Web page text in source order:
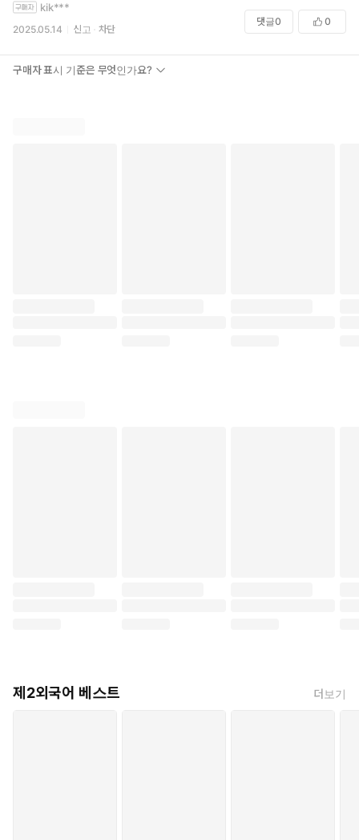
kik***
2025.05.14 신고 차단
댓글0 0
구매자 표시 기준은 무엇인가요?
제2외국어 베스트 더보기